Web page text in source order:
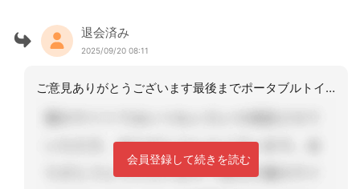
退会済み
2025/09/20 08:11
ご意見ありがとうございます最後までポータブルトイレでの排泄を訴えていらっしゃった
会員登録して続きを読む